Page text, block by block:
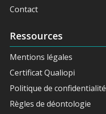
Contact
Ressources
Mentions légales
Certificat Qualiopi
Politique de confidentialité
Règles de déontologie